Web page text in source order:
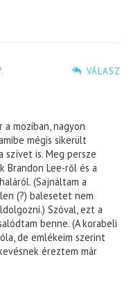
VÁLASZ
moziban, nagyon
mégis sikerült
szívet is. Meg persze
Brandon Lee-ről és a
(Sajnáltam a
(?) balesetet nem
Szóval, ezt a
benne. (A korabeli
de emlékeim szerint
éreztem már